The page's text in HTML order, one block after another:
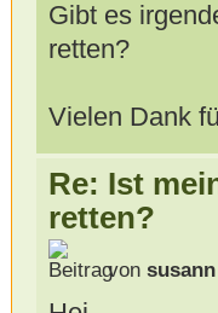
Gibt es
retten?
Vielen Dank
Re: Ist
retten?
von susann